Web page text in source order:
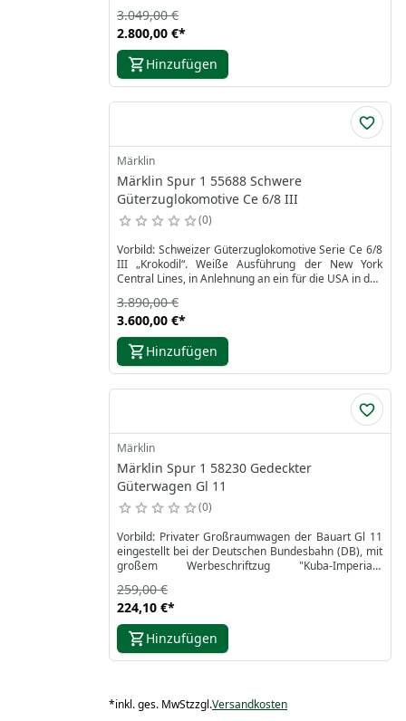
2.800,00 €*
3.049,00 €
Hinzufügen
Märklin
Märklin Spur 1 55688 Schwere
Güterzuglokomotive Ce 6/8 III
0
Vorbild: Schweizer Güterzuglokomotive Serie Ce 6/8
III „Krokodil“. Weiße Ausführung der New York
Central Lines, in Anlehnung an ein für die USA in den
Handmuster (Unikat).
3.600,00 €*
3.890,00 €
Hinzufügen
Märklin
Märklin Spur 1 58230 Gedeckter
Güterwagen Gl 11
0
Vorbild: Privater Großraumwagen der Bauart Gl 11
eingestellt bei der Deutschen Bundesbahn (DB), mit
großem Werbeschriftzug "Kuba-Imperial".
224,10 €*
259,00 €
Hinzufügen
*inkl. ges. MwStzzgl.Versandkosten